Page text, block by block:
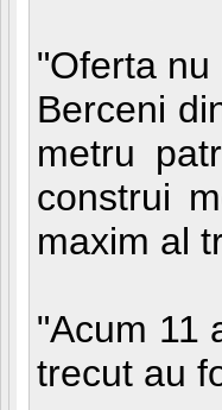
"Oferta
Berceni
metru
construi
maxim al
"Acum 11
trecut au